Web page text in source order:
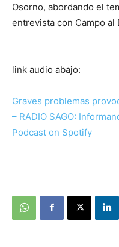
Osorno, abordando el
entrevista con Campo al
link audio abajo:
Graves problemas
– RADIO SAGO:
Podcast on Spotify